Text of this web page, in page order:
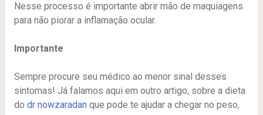
Nesse processo é importante abrir mão de maquiagens
para não piorar a inflamação ocular.
Importante
Sempre procure seu médico ao menor sinal desses
sintomas! Já falamos aqui em outro artigo, sobre a dieta
do dr nowzaradanque pode te ajudar a chegar no peso,